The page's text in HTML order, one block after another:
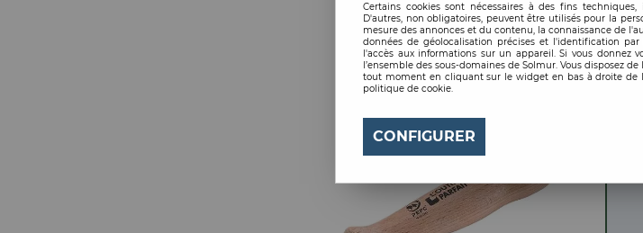
Certains cookies sont nécessaires à des fins
D'autres, non obligatoires, peuvent être utilisés pour la
mesure des annonces et du contenu, la connaissance de
données de géolocalisation précises et l'identification
l'accès aux informations sur un appareil. Si vous donnez
l’ensemble des sous-domaines de Solmur. Vous disposez
tout moment en cliquant sur le widget en bas à droite de
politique de cookie.
CONFIGURER